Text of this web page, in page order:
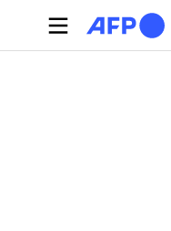
Pasar al contenido
Solapas